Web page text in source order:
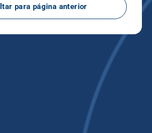
para página anterior